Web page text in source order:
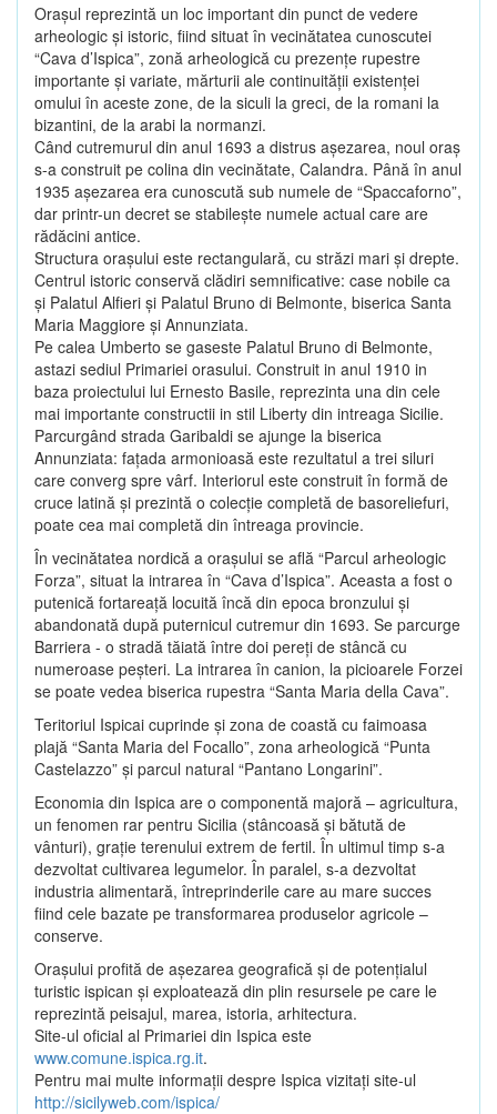
Oraşul reprezintă un loc important din punct de vedere
arheologic şi istoric, fiind situat în vecinătatea cunoscutei
“Cava d’Ispica”, zonă arheologică cu prezenţe rupestre
importante şi variate, mărturii ale continuităţii existenţei
omului în aceste zone, de la siculi la greci, de la romani la
bizantini, de la arabi la normanzi.
Când cutremurul din anul 1693 a distrus aşezarea, noul oraş
s-a construit pe colina din vecinătate, Calandra. Până în anul
1935 aşezarea era cunoscută sub numele de “Spaccaforno”,
dar printr-un decret se stabileşte numele actual care are
rădăcini antice.
Structura oraşului este rectangulară, cu străzi mari şi drepte.
Centrul istoric conservă clădiri semnificative: case nobile ca
şi Palatul Alfieri şi Palatul Bruno di Belmonte, biserica Santa
Maria Maggiore şi Annunziata.
Pe calea Umberto se gaseste Palatul Bruno di Belmonte,
astazi sediul Primariei orasului. Construit in anul 1910 in
baza proiectului lui Ernesto Basile, reprezinta una din cele
mai importante constructii in stil Liberty din intreaga Sicilie.
Parcurgând strada Garibaldi se ajunge la biserica
Annunziata: faţada armonioasă este rezultatul a trei siluri
care converg spre vârf. Interiorul este construit în formă de
cruce latină şi prezintă o colecţie completă de basoreliefuri,
poate cea mai completă din întreaga provincie.
În vecinătatea nordică a oraşului se află “Parcul arheologic
Forza”, situat la intrarea în “Cava d’Ispica”. Aceasta a fost o
putenică fortareaţă locuită încă din epoca bronzului şi
abandonată după puternicul cutremur din 1693. Se parcurge
Barriera - o stradă tăiată între doi pereţi de stâncă cu
numeroase peşteri. La intrarea în canion, la picioarele Forzei
se poate vedea biserica rupestra “Santa Maria della Cava”.
Teritoriul Ispicai cuprinde şi zona de coastă cu faimoasa
plajă “Santa Maria del Focallo”, zona arheologică “Punta
Castelazzo” şi parcul natural “Pantano Longarini”.
Economia din Ispica are o componentă majoră – agricultura,
un fenomen rar pentru Sicilia (stâncoasă şi bătută de
vânturi), graţie terenului extrem de fertil. În ultimul timp s-a
dezvoltat cultivarea legumelor. În paralel, s-a dezvoltat
industria alimentară, întreprinderile care au mare succes
fiind cele bazate pe transformarea produselor agricole –
conserve.
Oraşului profită de aşezarea geografică şi de potenţialul
turistic ispican şi exploatează din plin resursele pe care le
reprezintă peisajul, marea, istoria, arhitectura.
Site-ul oficial al Primariei din Ispica este
www.comune.ispica.rg.it.
Pentru mai multe informaţii despre Ispica vizitaţi site-ul
http://sicilyweb.com/ispica/